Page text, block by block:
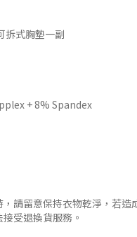
拆式胸墊一副
+ 8% Spandex
，請留意保持衣物乾淨，若造
受退換貨服務。